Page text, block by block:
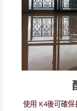
使用 K4後可確保